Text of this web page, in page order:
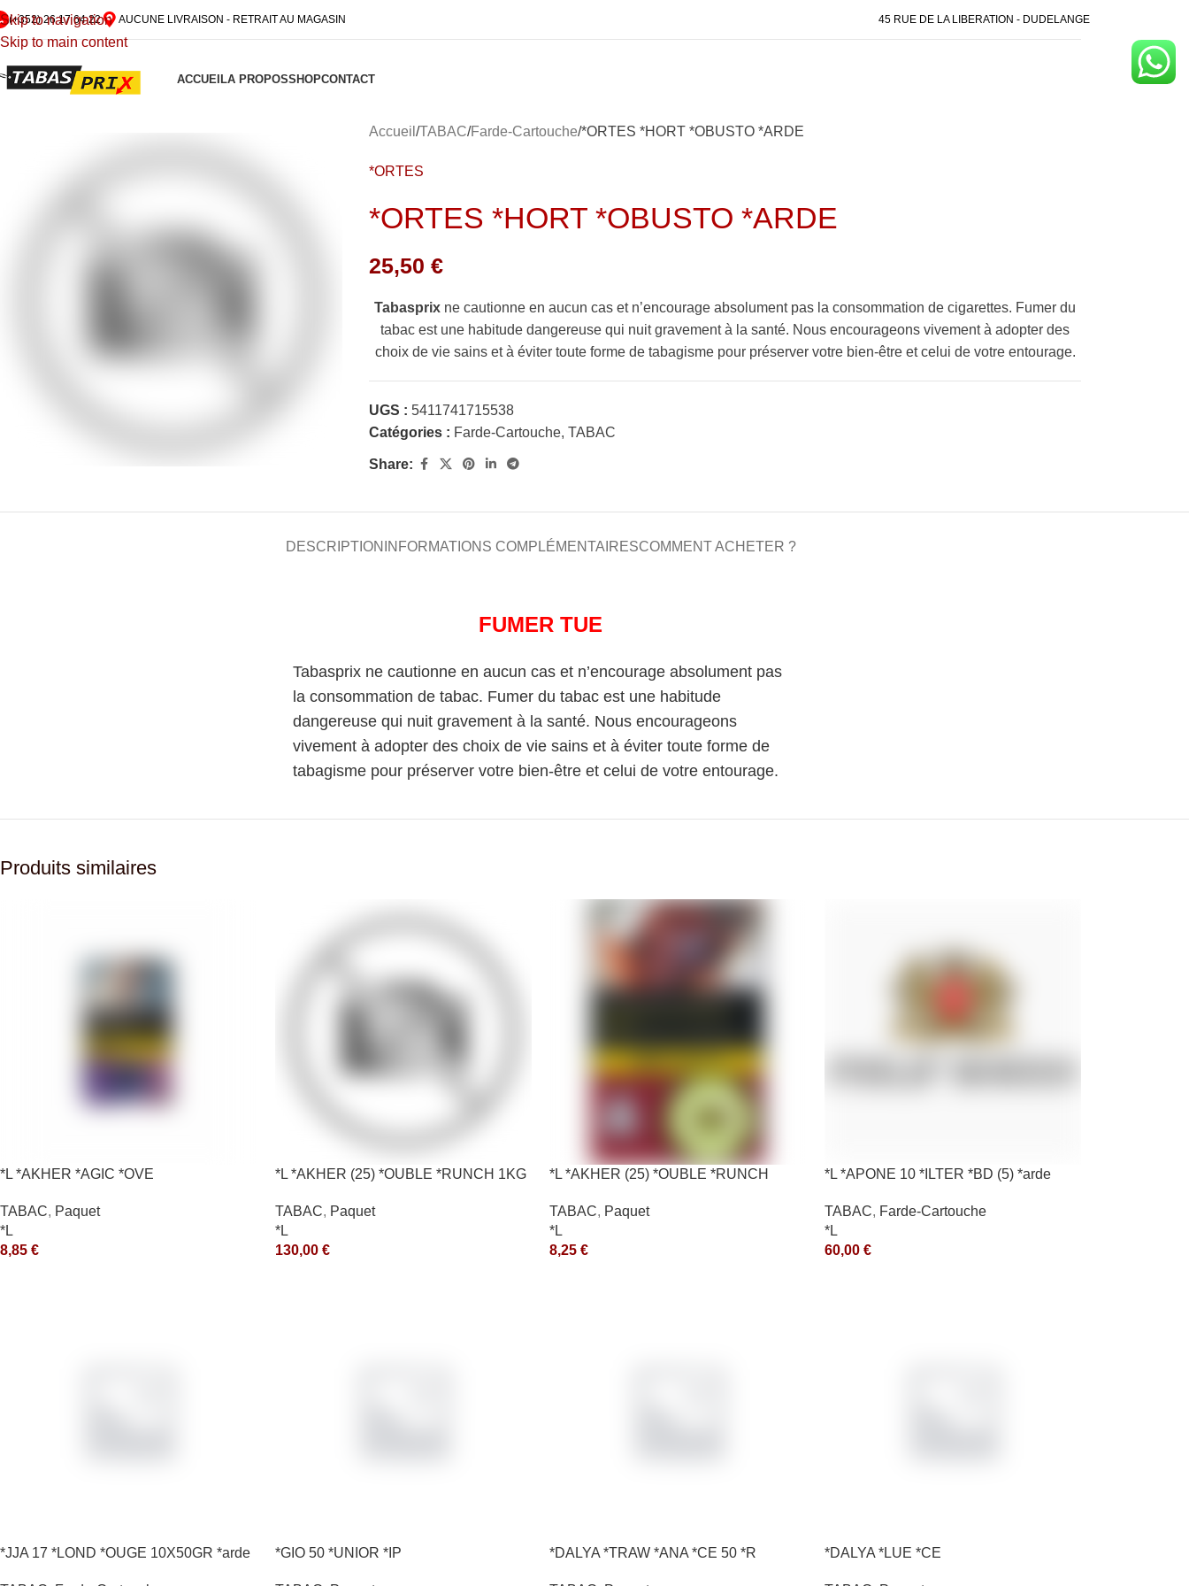
Skip to navigation
Skip to main content
(+352) 26 17 64 22 AUCUNE LIVRAISON - RETRAIT AU MAGASIN 45 RUE DE LA LIBERATION - DUDELANGE
ACCUEILA PROPOSSHOPCONTACT
Accueil TABAC Farde-Cartouche *ORTES *HORT *OBUSTO *ARDE
*ORTES
*ORTES *HORT *OBUSTO *ARDE
25,50€
Tabasprix ne cautionne en aucun cas et n’encourage absolument pas la consommation de cigarettes. Fumer du
tabac est une habitude dangereuse qui nuit gravement à la santé. Nous encourageons vivement à adopter des
choix de vie sains et à éviter toute forme de tabagisme pour préserver votre bien-être et celui de votre entourage.
UGS :5411741715538
Catégories : Farde-Cartouche, TABAC
Share:
DESCRIPTION INFORMATIONS COMPLÉMENTAIRESCOMMENT ACHETER ?
FUMER TUE
Tabasprix ne cautionne en aucun cas et n’encourage absolument pas
la consommation de tabac. Fumer du tabac est une habitude
dangereuse qui nuit gravement à la santé. Nous encourageons
vivement à adopter des choix de vie sains et à éviter toute forme de
tabagisme pour préserver votre bien-être et celui de votre entourage.
Produits similaires
*L *AKHER *AGIC *OVE
TABAC, Paquet
*L
8,85 €
*L *AKHER (25) *OUBLE *RUNCH 1KG
TABAC, Paquet
*L
130,00 €
*L *AKHER (25) *OUBLE *RUNCH
TABAC, Paquet
*L
8,25 €
*L *APONE 10 *ILTER *BD (5) *arde
TABAC, Farde-Cartouche
*L
60,00 €
*JJA 17 *LOND *OUGE 10X50GR *arde *GIO 50 *UNIOR *IP *DALYA *TRAW *ANA *CE 50 *R *DALYA *LUE *CE